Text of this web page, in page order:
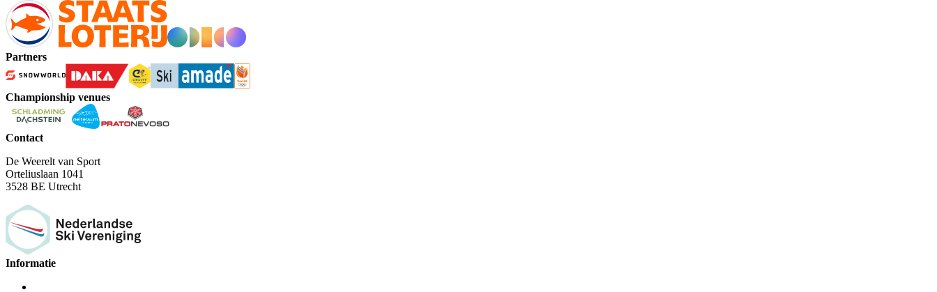
Partners
Championship venues
Contact
De Weerelt van Sport
Orteliuslaan 1041
3528 BE Utrecht
Informatie